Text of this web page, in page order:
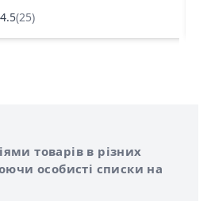
4.5(25)
товарів в різних
особисті списки на